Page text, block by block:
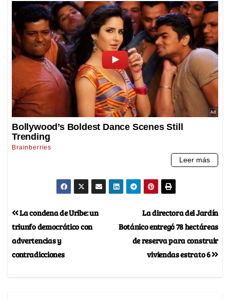
La directora del Jardín
Botánico entregó 78 hectáreas
de reserva para construir
viviendas estrato 6
La condena de Uribe: un
triunfo democrático con
advertencias y
contradicciones